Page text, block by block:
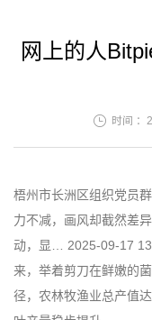
网上的人
时间 ：
梧州市长洲区组织党员
力不减，画风却截然差
动，显… 2025-09-17
来，举着剪刀在鲜嫩的
径，农林牧渔业总产值